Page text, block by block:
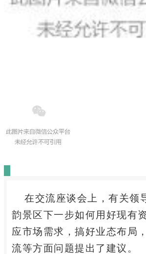
在交流座谈会上，有关领
韵景区下一步如何用好现有
应市场需求，搞好业态布局
流等方面问题提出了建议。